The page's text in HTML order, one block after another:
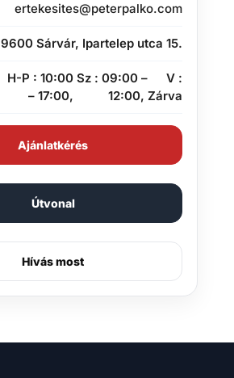
ertekesites@peterpalko.com
9600 Sárvár, Ipartelep utca 15.
H-P : 10:00
– 17:00,
Sz : 09:00 –
12:00,
V :
Zárva
Ajánlatkérés
Útvonal
Hívás most